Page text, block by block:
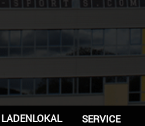
LADENLOKAL SERVICE